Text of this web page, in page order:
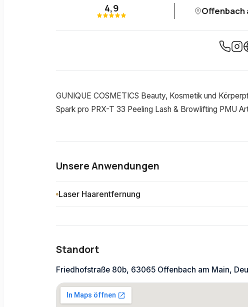
4,9 Offenbach
GUNIQUE COSMETICS Beauty, Kosmetik und
Spark pro PRX-T 33 Peeling Lash & Browlifting PMU
Unsere Anwendungen
Laser Haarentfernung
Standort
Friedhofstraße 80b, 63065 Offenbach am Main,